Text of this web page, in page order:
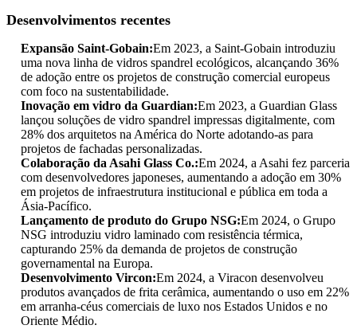
Desenvolvimentos recentes
Expansão Saint-Gobain:Em 2023, a Saint-Gobain introduziu
uma nova linha de vidros spandrel ecológicos, alcançando 36%
de adoção entre os projetos de construção comercial europeus
com foco na sustentabilidade.
Inovação em vidro da Guardian:Em 2023, a Guardian Glass
lançou soluções de vidro spandrel impressas digitalmente, com
28% dos arquitetos na América do Norte adotando-as para
projetos de fachadas personalizadas.
Colaboração da Asahi Glass Co.:Em 2024, a Asahi fez parceria
com desenvolvedores japoneses, aumentando a adoção em 30%
em projetos de infraestrutura institucional e pública em toda a
Ásia-Pacífico.
Lançamento de produto do Grupo NSG:Em 2024, o Grupo
NSG introduziu vidro laminado com resistência térmica,
capturando 25% da demanda de projetos de construção
governamental na Europa.
Desenvolvimento Vircon:Em 2024, a Viracon desenvolveu
produtos avançados de frita cerâmica, aumentando o uso em 22%
em arranha-céus comerciais de luxo nos Estados Unidos e no
Oriente Médio.